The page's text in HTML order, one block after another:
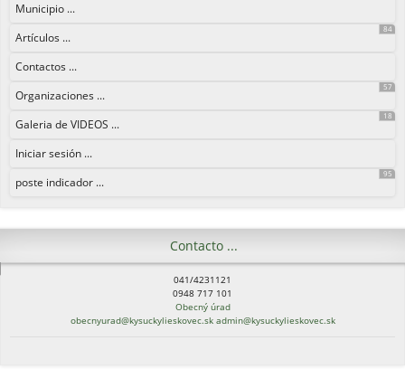
Municipio ...
Artículos ...
84
Contactos ...
Organizaciones ...
57
Galeria de VIDEOS ...
18
Iniciar sesión ...
poste indicador ...
95
Contacto ...
041/4231121
0948 717 101
Obecný úrad
obecnyurad@kysuckylieskovec.sk admin@kysuckylieskovec.sk